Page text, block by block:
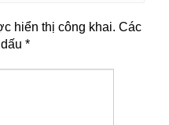
hiển thị công khai. Các
*